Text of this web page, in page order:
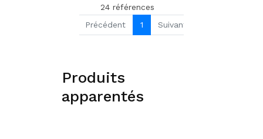
24 références
Précédent
1 Suivant
Produits
apparentés